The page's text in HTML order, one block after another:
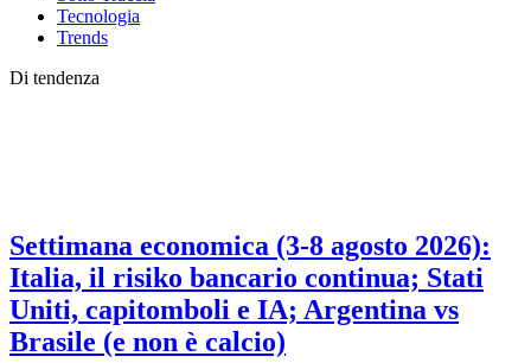
Tecnologia
Trends
Di tendenza
Settimana economica (3-8 agosto 2026):
Italia, il risiko bancario continua; Stati
Uniti, capitomboli e IA; Argentina vs
Brasile (e non è calcio)